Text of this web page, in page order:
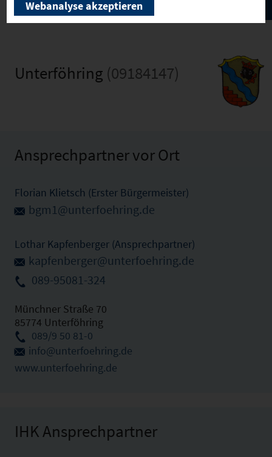
Unterföhring (09184147)
Ansprechpartner vor Ort
Florian Klietsch (Erster Bürgermeister)
bgm1@unterfoehring.de
Lothar Kapfenberger (Ansprechpartner)
kapfenberger@unterfoehring.de
089-95081-324
Münchner Straße 70
85774 Unterföhring
089/9 50 81-0
info@unterfoehring.de
www.unterfoehring.de
IHK Ansprechpartner
Webanalyse akzeptieren